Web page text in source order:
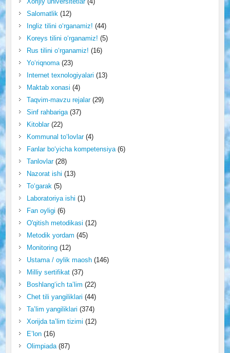
Salomatlik(12)
Ingliz tilini o‘rganamiz! (44)
Koreys tilini o‘rganamiz! (5)
Rus tilini o‘rganamiz! (16)
Yo‘riqnoma(23)
Internet texnologiyalari (13)
Maktab xonasi (4)
Taqvim-mavzu rejalar(29)
Sinf rahbariga(37)
Kitoblar(22)
Kommunal to‘lovlar(4)
Fanlar bo‘yicha kompetensiya(6)
Tanlovlar(28)
Nazorat ishi (13)
To‘garak(5)
Laboratoriya ishi (1)
Fan oyligi (6)
O'qitish metodikasi (12)
Metodik yordam (45)
Monitoring(12)
Ustama / oylik maosh(146)
Milliy sertifikat(37)
Boshlang‘ich ta’lim (22)
Chet tili yangiliklari (44)
Ta’lim yangiliklari (374)
Xorijda ta’lim tizimi (12)
E’lon(16)
Olimpiada(87)